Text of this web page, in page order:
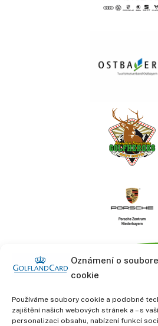
Oznámení o
cookie
Používáme soubory cookie a podobné
zajištění našich webových stránek a – s
personalizaci obsahu, nabízení funkcí